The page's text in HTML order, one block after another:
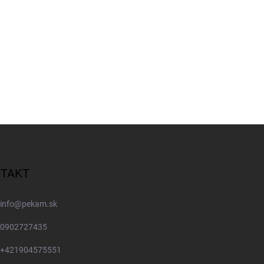
info@pekam.sk
0902727435
+421904575551